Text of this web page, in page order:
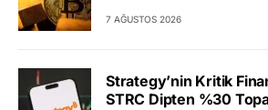
7 AĞUSTOS 2026
Strategy’nin Kritik
STRC Dipten %30